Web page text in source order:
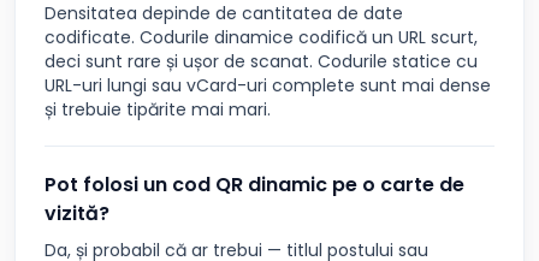
Densitatea depinde de cantitatea de date
codificate. Codurile dinamice codifică un URL scurt,
deci sunt rare și ușor de scanat. Codurile statice cu
URL-uri lungi sau vCard-uri complete sunt mai dense
și trebuie tipărite mai mari.
Pot folosi un cod QR dinamic pe o carte de
vizită?
Da, și probabil că ar trebui — titlul postului sau